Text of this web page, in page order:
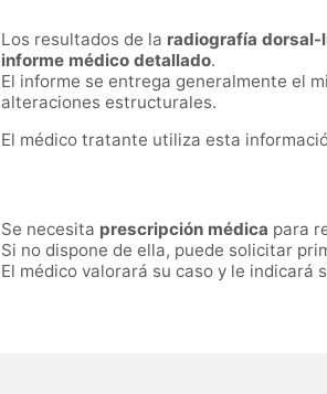
Los resultados de la radiografía dorsal-
informe médico detallado.
El informe se entrega generalmente el
alteraciones estructurales.
El médico tratante utiliza esta
Se necesita prescripción médica para
Si no dispone de ella, puede solicitar
El médico valorará su caso y le indicará